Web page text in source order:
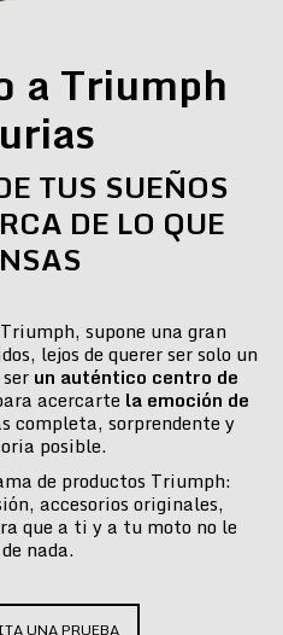
a Triumph
TUS SUEÑOS
DE LO QUE
supone una gran
lejos de querer ser solo un
un auténtico centro de
acercarte la emoción de
completa, sorprendente y
posible.
de productos Triumph:
accesorios originales,
que a ti y a tu moto no le
nada.
UNA PRUEBA